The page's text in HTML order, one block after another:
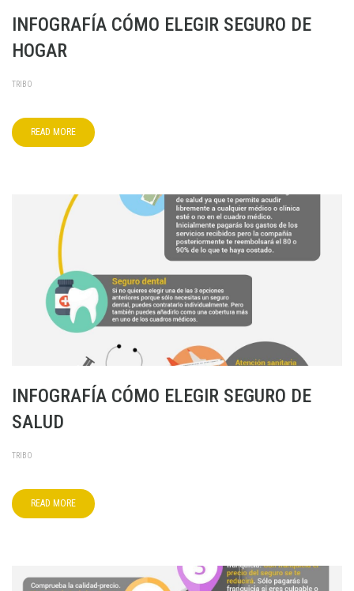
INFOGRAFÍA CÓMO ELEGIR SEGURO DE
HOGAR
TRIBO
READ MORE
INFOGRAFÍA CÓMO ELEGIR SEGURO DE
SALUD
TRIBO
READ MORE